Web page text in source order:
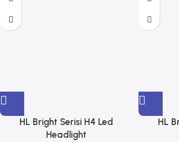
HL Bright Serisi H4 Led
Headlight
HL